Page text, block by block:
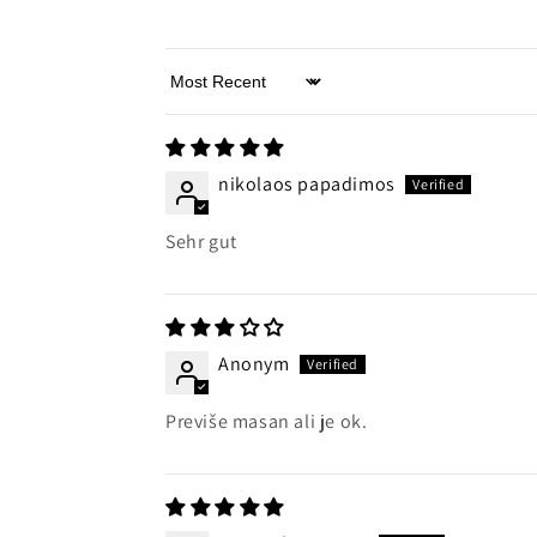
Sort by
nikolaos papadimos
Sehr gut
Anonym
Previše masan ali je ok.